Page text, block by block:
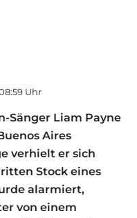
Uhr
Sänger Liam Payne
Aires
verhielt er sich
Stock eines
alarmiert,
von einem